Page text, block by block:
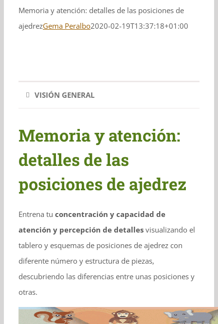
Memoria y atención: detalles de las posiciones de
ajedrezGema Peralbo2020-02-19T13:37:18+01:00
VISIÓN GENERAL
Memoria y atención:
detalles de las
posiciones de ajedrez
Entrena tu concentración y capacidad de
atención y percepción de detalles visualizando el
tablero y esquemas de posiciones de ajedrez con
diferente número y estructura de piezas,
descubriendo las diferencias entre unas posiciones y
otras.